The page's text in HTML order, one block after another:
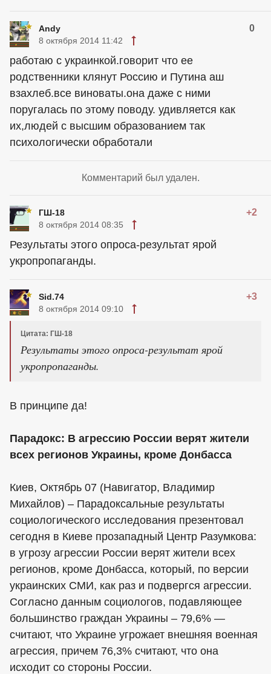
Andy 0
8 октября 2014 11:42
работаю с украинкой.говорит что ее
родственники клянут Россию и Путина аш
взахлеб.все виноваты.она даже с ними
поругалась по этому поводу. удивляется как
их,людей с высшим образованием так
психологически обработали
Комментарий был удален.
ГШ-18 +2
8 октября 2014 08:35
Результаты этого опроса-результат ярой
укропропаганды.
Sid.74 +3
8 октября 2014 09:10
Цитата: ГШ-18
Результаты этого опроса-результат ярой
укропропаганды.
В принципе да!
Парадокс: В агрессию России верят жители
всех регионов Украины, кроме Донбасса
Киев, Октябрь 07 (Навигатор, Владимир
Михайлов) – Парадоксальные результаты
социологического исследования презентовал
сегодня в Киеве прозападный Центр Разумкова:
в угрозу агрессии России верят жители всех
регионов, кроме Донбасса, который, по версии
украинских СМИ, как раз и подвергся агрессии.
Согласно данным социологов, подавляющее
большинство граждан Украины – 79,6% —
считают, что Украине угрожает внешняя военная
агрессия, причем 76,3% считают, что она
исходит со стороны России.